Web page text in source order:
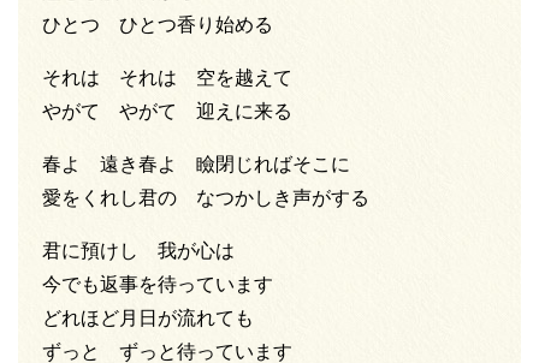
ひとつ ひとつ香り始める
それは それは 空を越えて
やがて やがて 迎えに来る
春よ 遠き春よ 瞼閉じればそこに
愛をくれし君の なつかしき声がする
君に預けし 我が心は
今でも返事を待っています
どれほど月日が流れても
ずっと ずっと待っています